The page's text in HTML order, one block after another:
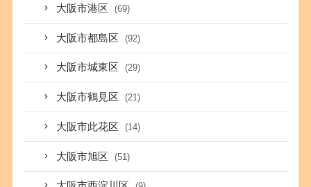
大阪市港区 (69)
大阪市都島区 (92)
大阪市城東区 (29)
大阪市鶴見区 (21)
大阪市此花区 (14)
大阪市旭区 (51)